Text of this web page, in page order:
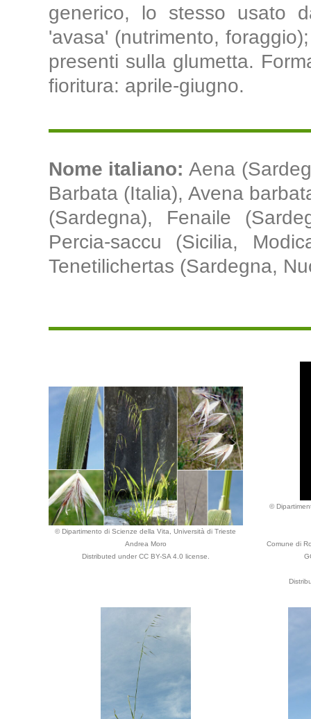
generico, lo stesso usato
'avasa' (nutrimento,
presenti sulla glumetta.
fioritura: aprile-giugno.
Nome italiano:Aena
Barbata (Italia), Avena
(Sardegna), Fenaile
Percia-saccu (Sicilia,
Tenetilichertas (Sardegna,
© Dipartimento di Scienze della Vita, Università di Trieste
Andrea Moro
Distributed under CC BY-SA 4.0 license.
©
Comune di